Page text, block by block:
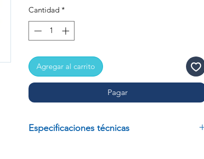
Cantidad *
Agregar al carrito
Pagar
Especificaciones técnicas